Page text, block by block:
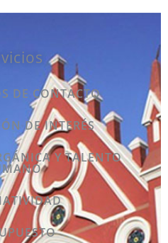
DE CONTACTO
DE INTERÉS
Y TALENTO